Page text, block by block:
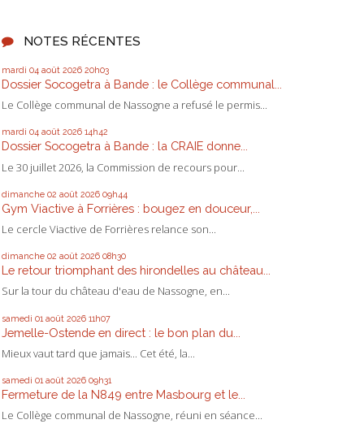
NOTES RÉCENTES
mardi 04 août 2026 20h03
Dossier Socogetra à Bande : le Collège communal...
Le Collège communal de Nassogne a refusé le permis...
mardi 04 août 2026 14h42
Dossier Socogetra à Bande : la CRAIE donne...
Le 30 juillet 2026, la Commission de recours pour...
dimanche 02 août 2026 09h44
Gym Viactive à Forrières : bougez en douceur,...
Le cercle Viactive de Forrières relance son...
dimanche 02 août 2026 08h30
Le retour triomphant des hirondelles au château...
Sur la tour du château d'eau de Nassogne, en...
samedi 01 août 2026 11h07
Jemelle-Ostende en direct : le bon plan du...
Mieux vaut tard que jamais... Cet été, la...
samedi 01 août 2026 09h31
Fermeture de la N849 entre Masbourg et le...
Le Collège communal de Nassogne, réuni en séance...